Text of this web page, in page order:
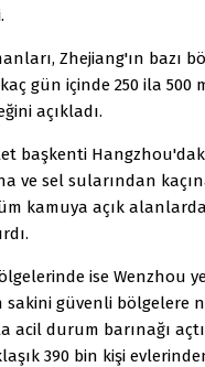
Zhejiang'ın bazı
gün içinde 250 ila 500
açıkladı.
başkenti
ve sel sularından
kamuya açık
ise Wenzhou
sakini güvenli bölgelere
acil durum barınağı
390 bin kişi